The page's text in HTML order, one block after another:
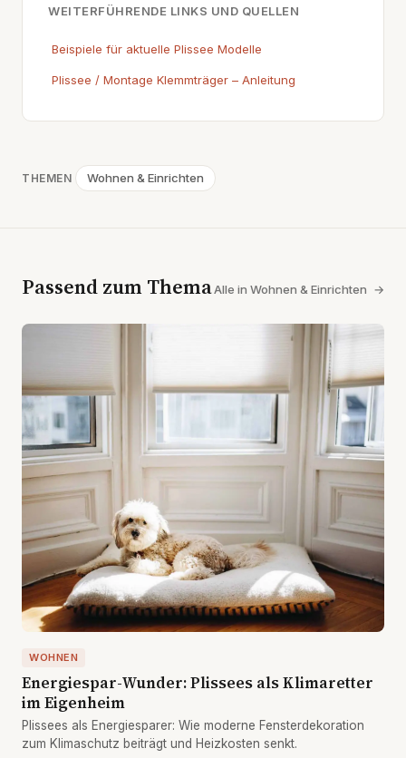
WEITERFÜHRENDE LINKS UND QUELLEN
Beispiele für aktuelle Plissee Modelle
Plissee / Montage Klemmträger – Anleitung
THEMEN Wohnen & Einrichten
Passend zum ThemaAlle in Wohnen & Einrichten →
WOHNEN
Energiespar-Wunder: Plissees als Klimaretter
im Eigenheim
Plissees als Energiesparer: Wie moderne Fensterdekoration
zum Klimaschutz beiträgt und Heizkosten senkt.